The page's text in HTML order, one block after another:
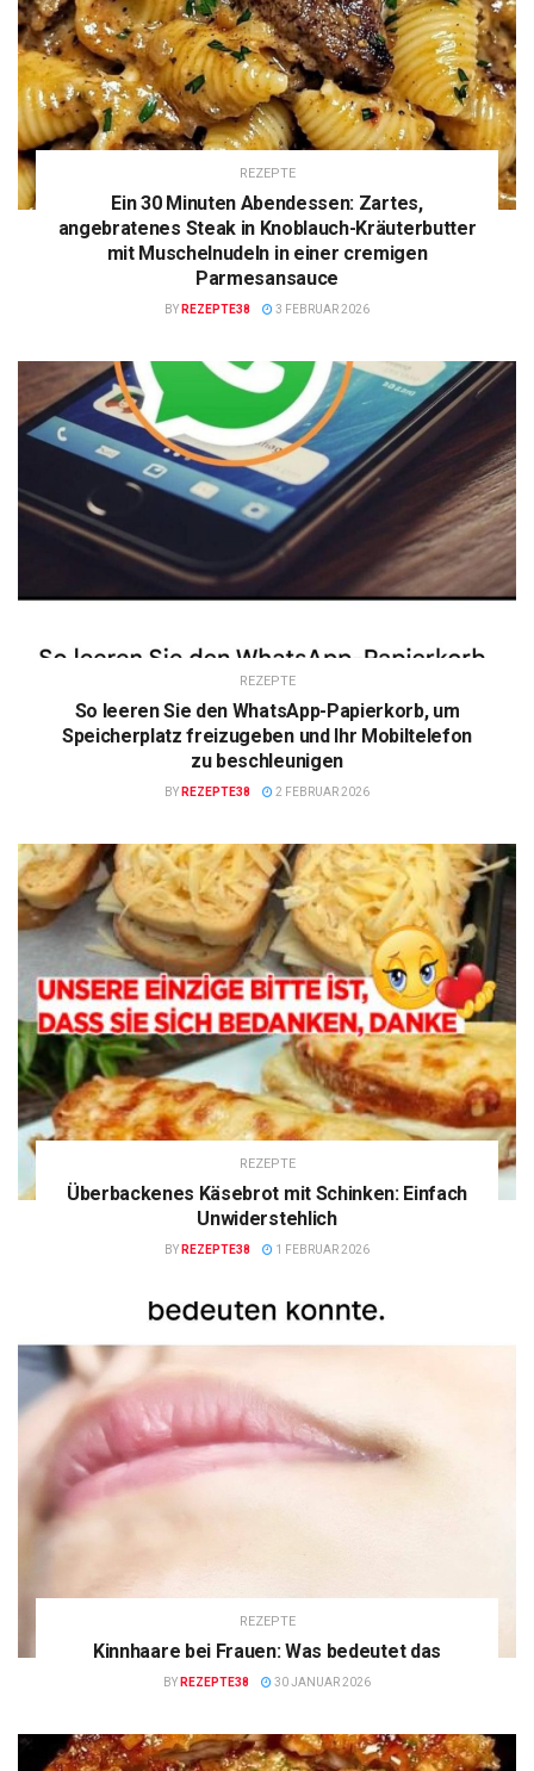
REZEPTE
Ein 30 Minuten Abendessen: Zartes,
angebratenes Steak in Knoblauch-Kräuterbutter
mit Muschelnudeln in einer cremigen
Parmesansauce
BY REZEPTE38 3 FEBRUAR 2026
REZEPTE
So leeren Sie den WhatsApp-Papierkorb, um
Speicherplatz freizugeben und Ihr Mobiltelefon
zu beschleunigen
BY REZEPTE38 2 FEBRUAR 2026
REZEPTE
Überbackenes Käsebrot mit Schinken: Einfach
Unwiderstehlich
BY REZEPTE38 1 FEBRUAR 2026
REZEPTE
Kinnhaare bei Frauen: Was bedeutet das
BY REZEPTE38 30 JANUAR 2026